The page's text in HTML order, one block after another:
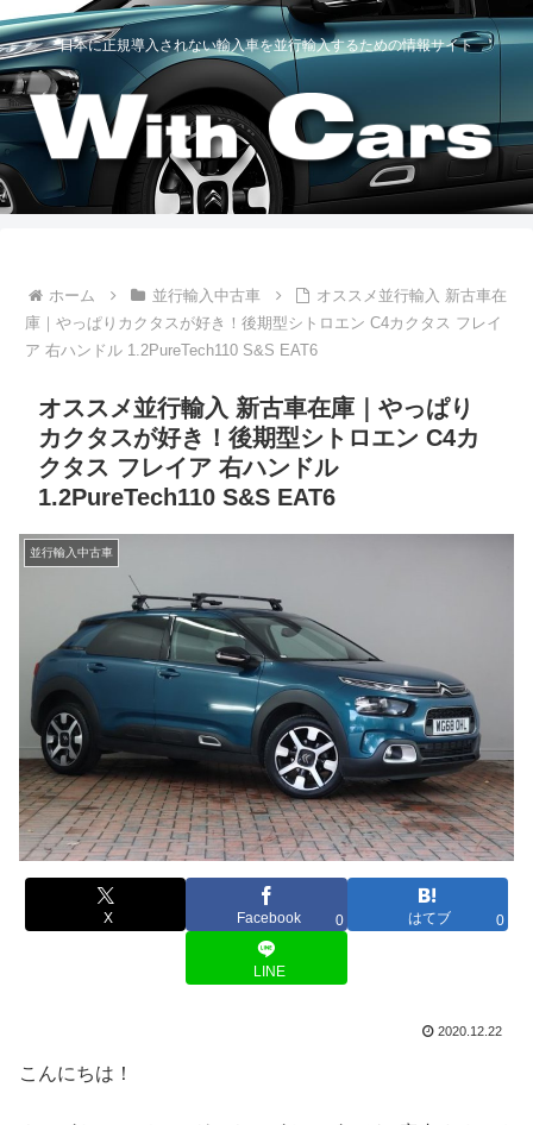
日本に正規導入されない輸入車を並行輸入するための情報サイト
ホーム 並行輸入中古車
オススメ並行輸入 新古車在
庫｜やっぱりカクタスが好き！後期型シトロエン C4カクタス フレイ
ア 右ハンドル 1.2PureTech110 S&S EAT6
オススメ並行輸入 新古車在庫｜やっぱり
カクタスが好き！後期型シトロエン C4カ
クタス フレイア 右ハンドル
1.2PureTech110 S&S EAT6
並行輸入中古車
X Facebook 0 はてブ 0
LINE
2020.12.22
こんにちは！